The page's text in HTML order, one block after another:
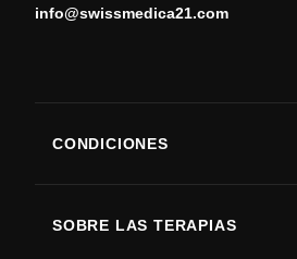
info@swissmedica21.com
CONDICIONES
SOBRE LAS TERAPIAS